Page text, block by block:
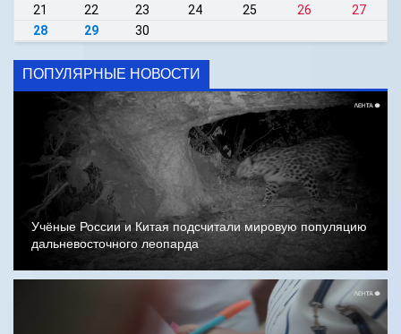
21
22 23 24 25 26
27
28
29 30
ПОПУЛЯРНЫЕ НОВОСТИ
Учёные России и Китая подсчитали мировую популяцию
дальневосточного леопарда